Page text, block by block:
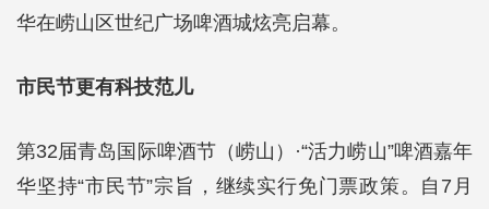
华在崂山区世纪广场啤酒城炫亮启幕。
市民节更有科技范儿
第32届青岛国际啤酒节（崂山）·“活力崂山”啤酒嘉年
华坚持“市民节”宗旨，继续实行免门票政策。自7月